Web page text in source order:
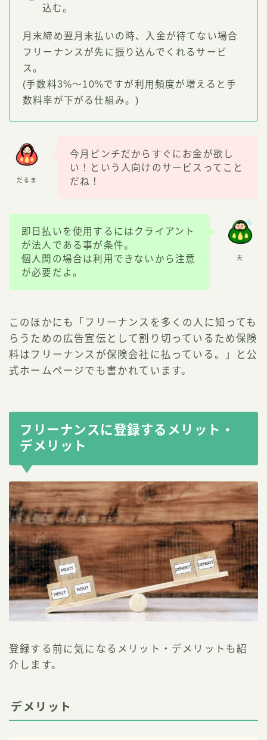
込む。
月末締め翌月末払いの時、入金が待てない場合
フリーナンスが先に振り込んでくれるサービ
ス。
(手数料3%〜10%ですが利用頻度が増えると手
数料率が下がる仕組み。)
だるま
今月ピンチだからすぐにお金が欲し
い！という人向けのサービスってこと
だね！
夫
即日払いを使用するにはクライアント
が法人である事が条件。
個人間の場合は利用できないから注意
が必要だよ。
このほかにも「フリーナンスを多くの人に知っても
らうための広告宣伝として割り切っているため保険
料はフリーナンスが保険会社に払っている。」と公
式ホームページでも書かれています。
フリーナンスに登録するメリット・
デメリット
登録する前に気になるメリット・デメリットも紹
介します。
デメリット